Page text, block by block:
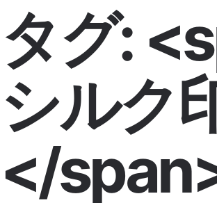
タグ:
シルク
</